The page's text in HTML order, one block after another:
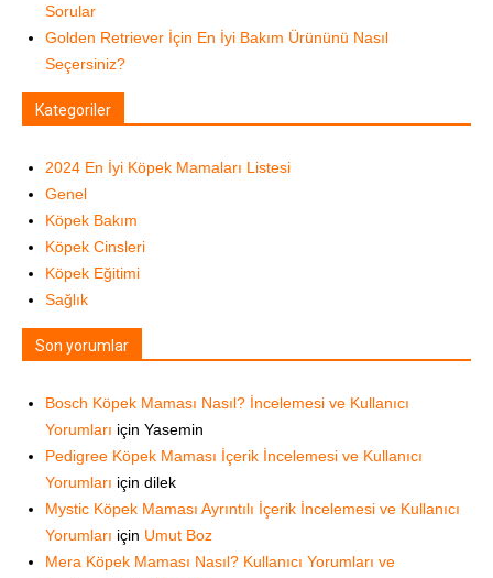
Sorular
Golden Retriever İçin En İyi Bakım Ürününü Nasıl
Seçersiniz?
Kategoriler
2024 En İyi Köpek Mamaları Listesi
Genel
Köpek Bakım
Köpek Cinsleri
Köpek Eğitimi
Sağlık
Son yorumlar
Bosch Köpek Maması Nasıl? İncelemesi ve Kullanıcı
Yorumları için Yasemin
Pedigree Köpek Maması İçerik İncelemesi ve Kullanıcı
Yorumları için dilek
Mystic Köpek Maması Ayrıntılı İçerik İncelemesi ve Kullanıcı
Yorumları için Umut Boz
Mera Köpek Maması Nasıl? Kullanıcı Yorumları ve